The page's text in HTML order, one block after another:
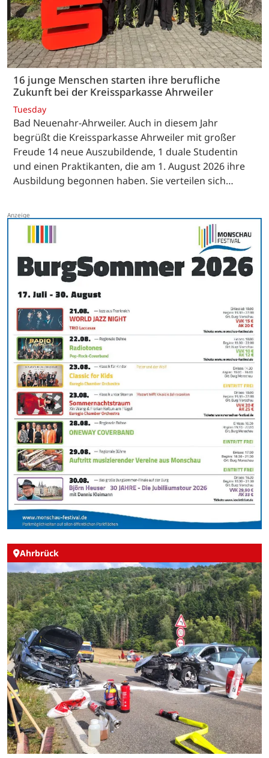
16 junge Menschen starten ihre berufliche
Zukunft bei der Kreissparkasse Ahrweiler
Tuesday
Bad Neuenahr-Ahrweiler. Auch in diesem Jahr
begrüßt die Kreissparkasse Ahrweiler mit großer
Freude 14 neue Auszubildende, 1 duale Studentin
und einen Praktikanten, die am 1. August 2026 ihre
Ausbildung begonnen haben. Sie verteilen sich…
Ahrbrück